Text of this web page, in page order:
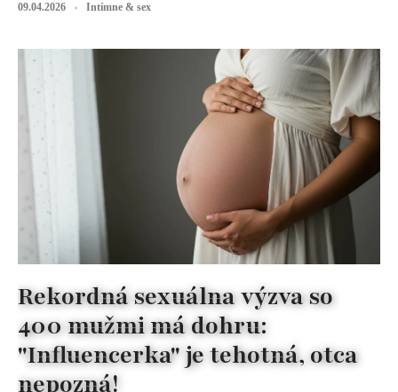
09.04.2026 Intímne & sex
Rekordná sexuálna výzva so
400 mužmi má dohru:
"Influencerka" je tehotná, otca
nepozná!